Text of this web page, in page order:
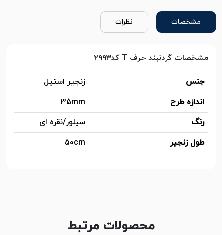
مشخصات نظرات
مشخصات گردنبند حرف T کد۲۹۹۳
جنس
زنجیر استیل
اندازه طرح
35mm
رنگ
سیلور/نقره ای
طول زنجیر
50cm
محصولات مرتبط